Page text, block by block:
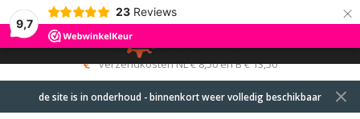
9,7
23 Reviews ×
MENU
0
verzendkosten NL € 8,50 en B € 13,50
de site is in onderhoud - binnenkort weer volledig beschikbaar